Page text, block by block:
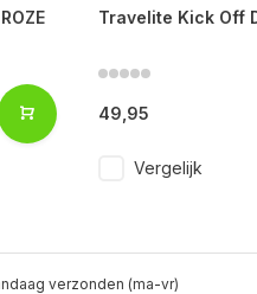
Travelite Kick Off
49,95
Vergelijk
verzonden (ma-vr)